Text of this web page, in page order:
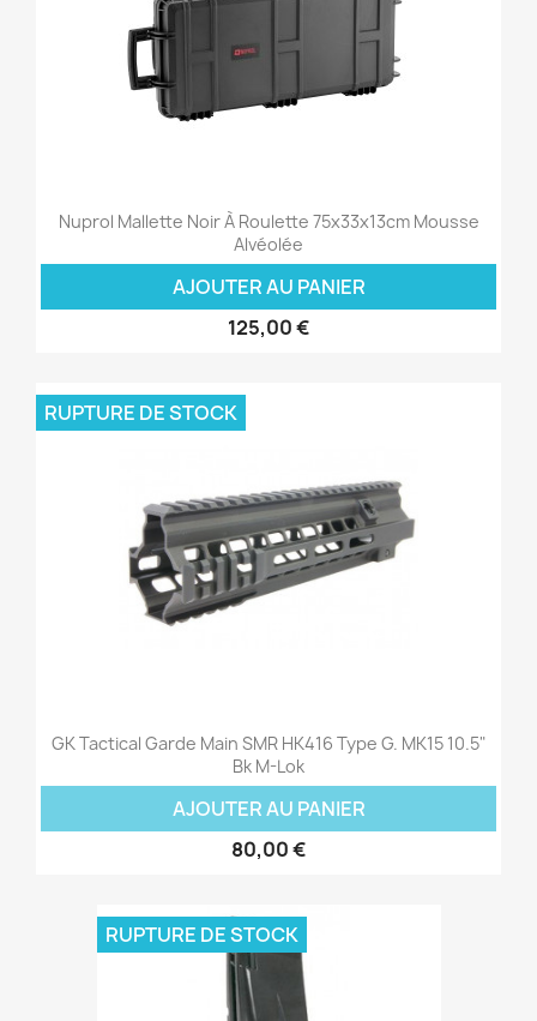
Nuprol Mallette Noir À Roulette 75x33x13cm Mousse
Alvéolée
AJOUTER AU PANIER
125,00 €
GK Tactical Garde Main SMR HK416 Type G. MK15 10.5"
Bk M-Lok
AJOUTER AU PANIER
80,00 €
RUPTURE DE STOCK
RUPTURE DE STOCK